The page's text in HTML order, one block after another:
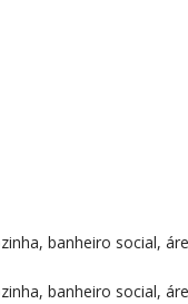
banheiro social,
banheiro social,